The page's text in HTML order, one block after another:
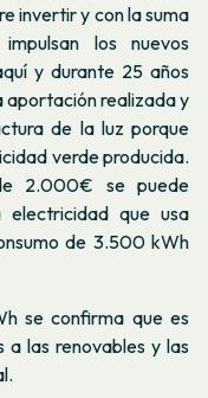
invertir y con la suma
los nuevos
y durante 25 años
aportación realizada y
de la luz porque
verde producida.
2.000€ se puede
que usa
de 3.500 kWh
se confirma que es
a las renovables y las